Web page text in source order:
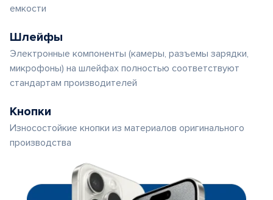
емкости
Шлейфы
Электронные компоненты (камеры, разъемы зарядки,
микрофоны) на шлейфах полностью соответствуют
стандартам производителей
Кнопки
Износостойкие кнопки из материалов оригинального
производства